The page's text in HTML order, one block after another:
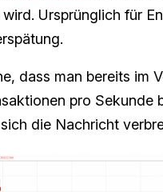
Ursprünglich für
dass man bereits im
pro Sekunde
die Nachricht